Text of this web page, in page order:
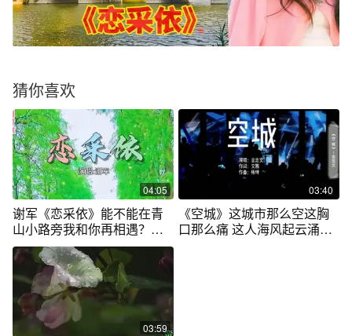
猜你喜欢
04:05
谢军《恋采依》能不能在青
山小路旁我和你再相遇？一
起看美丽风景
03:40
《空城》这城市那么空这胸
口那么痛 这人海风起云涌能
03:59